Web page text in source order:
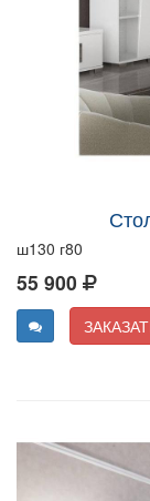
ш130 г80
55 900